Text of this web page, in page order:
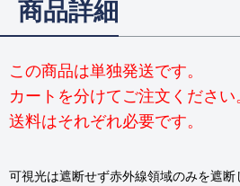
商品詳細
この商品は単独発送です。
カートを分けてご注文ください
送料はそれぞれ必要です。
可視光は遮断せず赤外線領域のみを遮